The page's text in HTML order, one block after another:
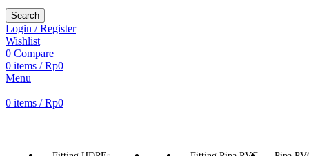
Search
Login / Register
Wishlist
0 Compare
0 items / Rp0
Menu
0 items / Rp0